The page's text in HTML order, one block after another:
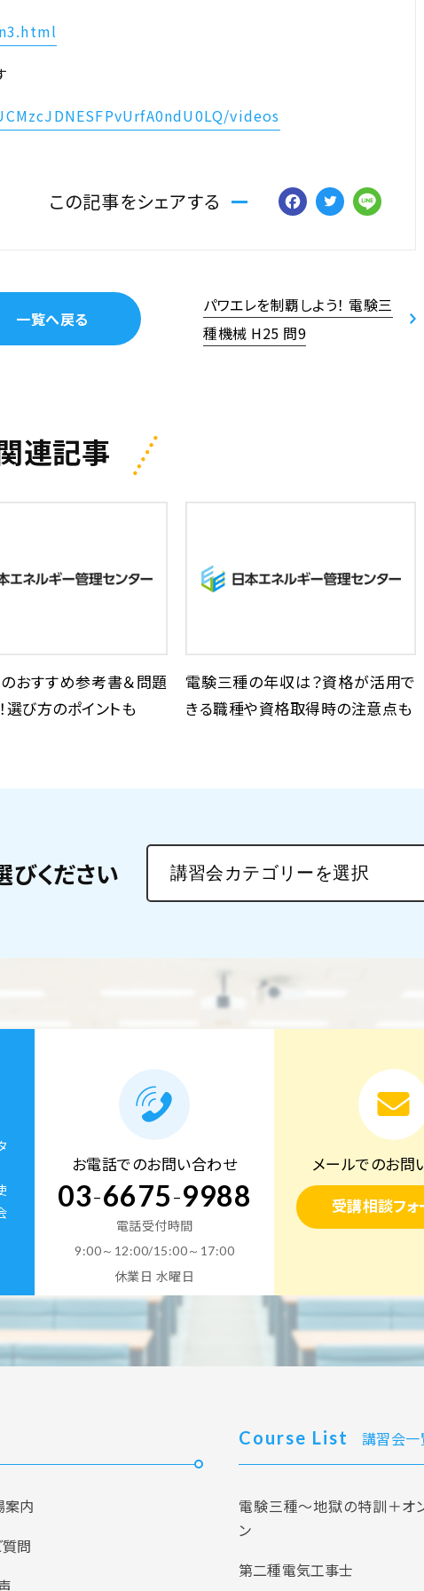
videos
この記事をシェアする Facebook
Twitter
一覧へ戻る
パワエレを制覇しよう！ 電験三
種機械 H25 問9
連記事
おすすめ参考書＆問題
選び方のポイントも
電験三種の年収は？資格が活用で
きる職種や資格取得時の注意点も
ください
お電話でのお問い合わせ
03-6675-9988
電話受付時間
9:00～12:00/15:00～17:00
休業日 水曜日
メールでのお問
受講相談フォ
案内
質問
Course List 講習会一
電験三種～地獄の特訓＋オ
ン
第二種電気工事士